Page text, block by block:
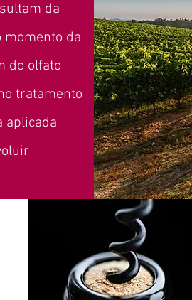
da
da
do olfato
tratamento
aplicada